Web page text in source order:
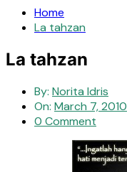
Home
La tahzan
La tahzan
By: Norita Idris
On: March 7, 2010
0 Comment